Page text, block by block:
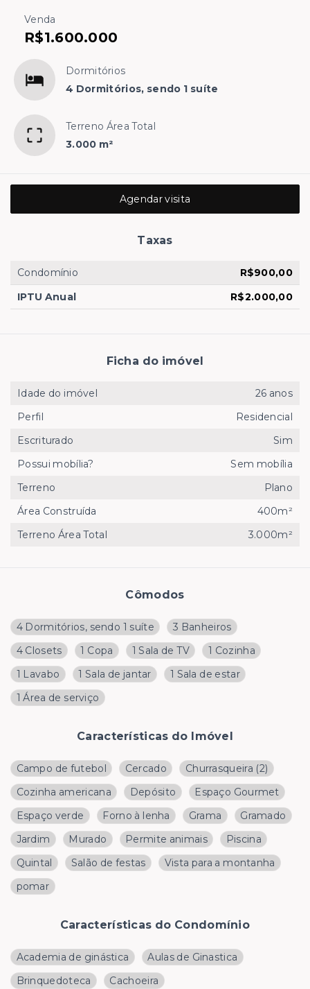
Venda
R$1.600.000
Dormitórios
4 Dormitórios, sendo 1 suíte
Terreno Área Total
3.000 m²
Cômodos
4 Dormitórios, sendo 1 suíte
3 Banheiros
4 Closets
1 Copa 1 Sala de TV
1 Cozinha
1 Lavabo
1 Sala de jantar
1 Sala de estar
1 Área de serviço
Características do Imóvel
Campo de futebol Cercado Churrasqueira (2)
Cozinha americana
Depósito
Espaço Gourmet
Espaço verde
Forno à lenha Grama
Gramado
Jardim
Murado Permite animais
Piscina
Quintal
Salão de festas
Vista para a montanha
pomar
Características do Condomínio
Academia de ginástica
Aulas de Ginastica
Brinquedoteca
Cachoeira
Agendar visita
Taxas
Condomínio
R$900,00
IPTU Anual
R$2.000,00
Ficha do imóvel
Idade do imóvel
26 anos
Perfil
Residencial
Escriturado
Sim
Possui mobília?
Sem mobília
Terreno
Plano
Área Construída
400m²
Terreno Área Total
3.000m²